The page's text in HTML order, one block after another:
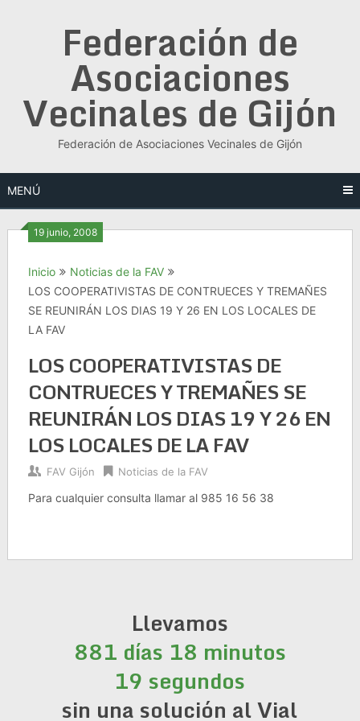
Federación de
Asociaciones
Vecinales de Gijón
Federación de Asociaciones Vecinales de Gijón
MENÚ
19 junio, 2008
Inicio
Noticias de la FAV
LOS COOPERATIVISTAS DE CONTRUECES Y TREMAÑES
SE REUNIRÁN LOS DIAS 19 Y 26 EN LOS LOCALES DE
LA FAV
LOS COOPERATIVISTAS DE
CONTRUECES Y TREMAÑES SE
REUNIRÁN LOS DIAS 19 Y 26 EN
LOS LOCALES DE LA FAV
FAV Gijón Noticias de la FAV
Para cualquier consulta llamar al 985 16 56 38
Llevamos
881 días 18 minutos
19 segundos
sin una solución al Vial